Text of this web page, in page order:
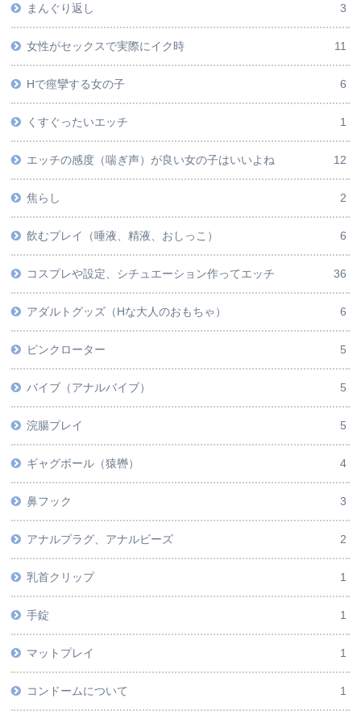
まんぐり返し 3
女性がセックスで実際にイク時 11
Hで痙攣する女の子 6
くすぐったいエッチ 1
エッチの感度（喘ぎ声）が良い女の子はいいよね 12
焦らし 2
飲むプレイ（唾液、精液、おしっこ） 6
コスプレや設定、シチュエーション作ってエッチ 36
アダルトグッズ（Hな大人のおもちゃ） 6
ピンクローター 5
バイブ（アナルバイブ） 5
浣腸プレイ 5
ギャグボール（猿轡） 4
鼻フック 3
アナルプラグ、アナルビーズ 2
乳首クリップ 1
手錠 1
マットプレイ 1
コンドームについて 1